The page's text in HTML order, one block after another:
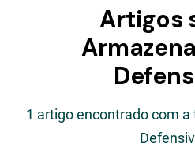
Artigos
1 artigo encontrado com